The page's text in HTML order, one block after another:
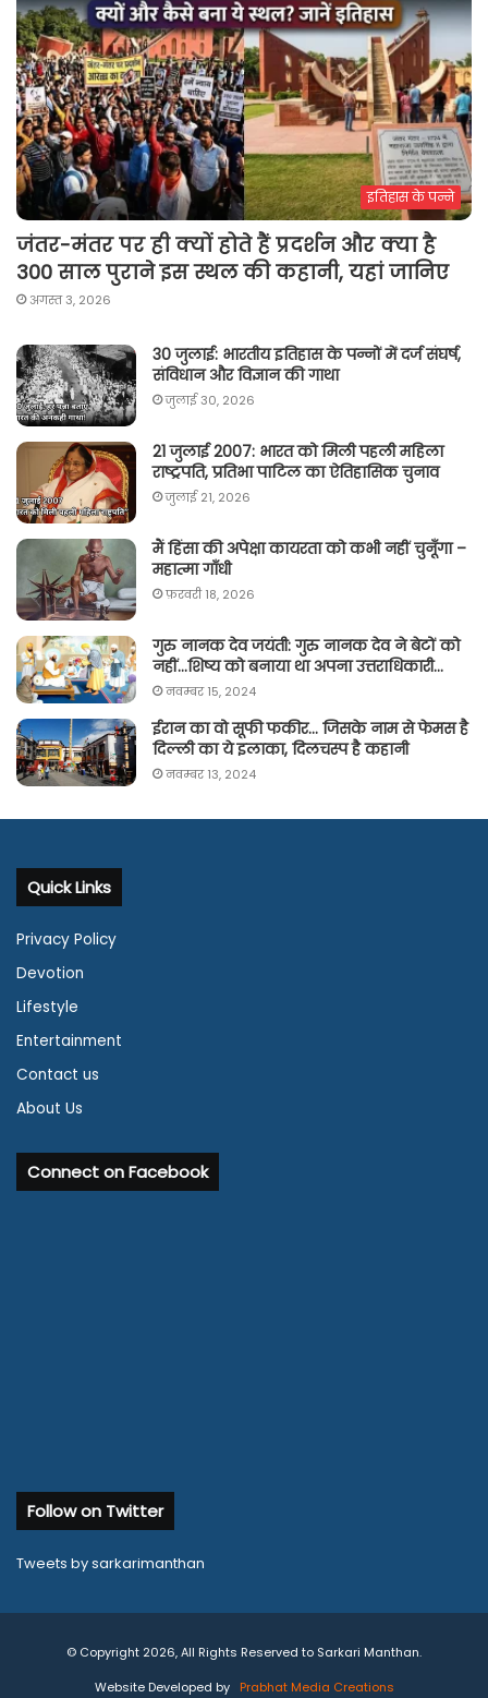
इतिहास के पन्ने
जंतर-मंतर पर ही क्यों होते हैं प्रदर्शन और क्या है
300 साल पुराने इस स्थल की कहानी, यहां जानिए
अगस्त 3, 2026
30 जुलाई: भारतीय इतिहास के पन्नों में दर्ज संघर्ष,
संविधान और विज्ञान की गाथा
जुलाई 30, 2026
21 जुलाई 2007: भारत को मिली पहली महिला
राष्ट्रपति, प्रतिभा पाटिल का ऐतिहासिक चुनाव
जुलाई 21, 2026
मैं हिंसा की अपेक्षा कायरता को कभी नहीं चुनूँगा –
महात्मा गाँधी
फ़रवरी 18, 2026
गुरु नानक देव जयंती: गुरु नानक देव ने बेटों को
नहीं…शिष्य को बनाया था अपना उत्तराधिकारी…
नवम्बर 15, 2024
ईरान का वो सूफी फकीर… जिसके नाम से फेमस है
दिल्ली का ये इलाका, दिलचस्प है कहानी
नवम्बर 13, 2024
Quick Links
Privacy Policy
Devotion
Lifestyle
Entertainment
Contact us
About Us
Connect on Facebook
Follow on Twitter
Tweets by sarkarimanthan
© Copyright 2026, All Rights Reserved to Sarkari Manthan.
Website Developed by
Prabhat Media Creations